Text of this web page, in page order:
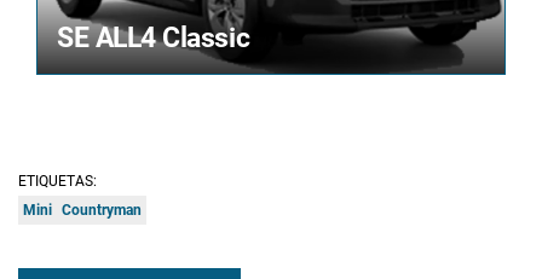
SE ALL4 Classic
ETIQUETAS:
Mini Countryman